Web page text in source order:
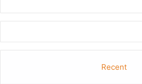
Recent